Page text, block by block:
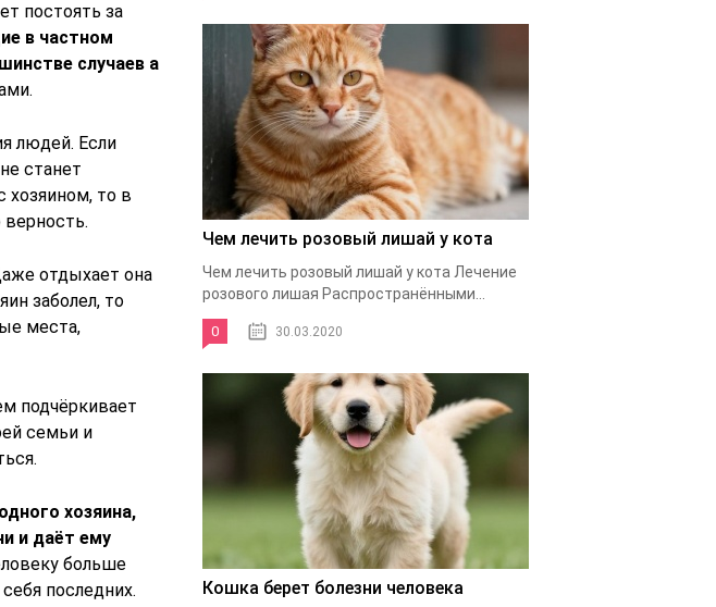
постоять за
в частном
случаев а
людей. Если
станет
хозяином, то в
отдыхает она
заболел, то
места,
подчёркивает
семьи и
хозяина,
и даёт ему
больше
последних.
Чем лечить розовый лишай у кота
Чем лечить розовый лишай у кота Лечение
розового лишая Распространёнными...
0 30.03.2020
Кошка берет болезни человека